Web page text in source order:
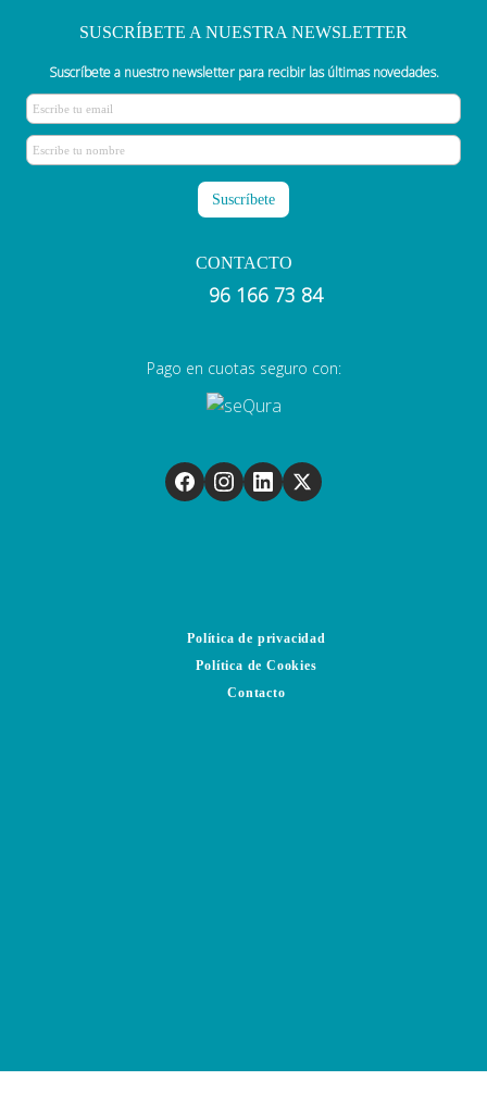
SUSCRÍBETE A NUESTRA NEWSLETTER
Suscríbete a nuestro newsletter para recibir las últimas novedades.
CONTACTO
96 166 73 84
Pago en cuotas seguro con:
Política de privacidad
Política de Cookies
Contacto